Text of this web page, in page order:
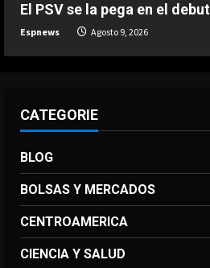
El PSV se la pega en el debut
Espnews Agosto 9, 2026
CATEGORIE
BLOG
BOLSAS Y MERCADOS
CENTROAMERICA
CIENCIA Y SALUD